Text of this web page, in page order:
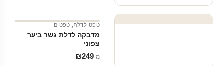
טפט לדלת טפטים
מדבקה לדלת גשר ביער
צפוני
מ‑ ₪249